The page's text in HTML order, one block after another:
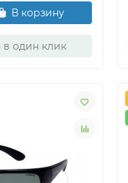
В корзину
в один клик